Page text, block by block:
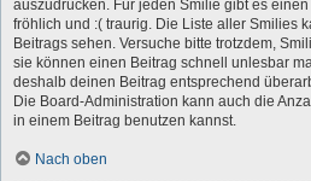
auszudrücken. Für jeden Smilie gibt es
fröhlich und :( traurig. Die Liste aller Smilies
Beitrags sehen. Versuche bitte trotzdem,
sie können einen Beitrag schnell unlesbar
deshalb deinen Beitrag entsprechend
Die Board-Administration kann auch die
in einem Beitrag benutzen kannst.
Nach oben